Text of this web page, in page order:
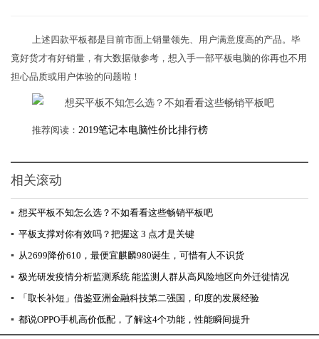
上述四款平板都是目前市面上销量领先、用户满意度高的产品。毕
竟好货才有好销量，有大数据做参考，想入手一部平板电脑的你再也不用
担心品质或用户体验的问题啦！
推荐阅读： 2019笔记本电脑性价比排行榜
相关滚动
▪ 想买平板不知怎么选？不如看看这些畅销平板吧
▪ 平板支撑对你有效吗？把握这 3 点才是关键
▪ 从2699降价610，最便宜麒麟980诞生，可惜有人不识货
▪ 极光研发疫情分析监测系统 能监测人群从高风险地区向外迁徙情况
▪
「取长补短」借鉴亚洲金融科技第二强国，印度的发展经验
▪ 都说OPPO手机高价低配，了解这4个功能，性能瞬间提升